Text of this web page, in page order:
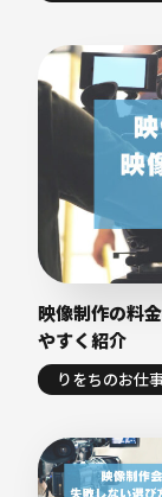
映像制作の料
やすく紹介
りをちのお仕